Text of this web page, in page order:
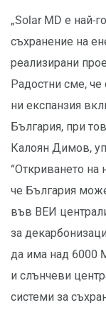
„Solar MD е най-
съхранение на
реализирани
Радостни сме,
ни експанзия
България, при
Калоян Димов,
“Откриването на
че България
във ВЕИ
за
да има над 6000
и слънчеви
системи за